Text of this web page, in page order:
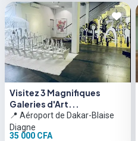
Visitez 3 Magnifiques
Galeries d'Art...
📍 Aéroport de Dakar-Blaise
Diagne
35 000 CFA